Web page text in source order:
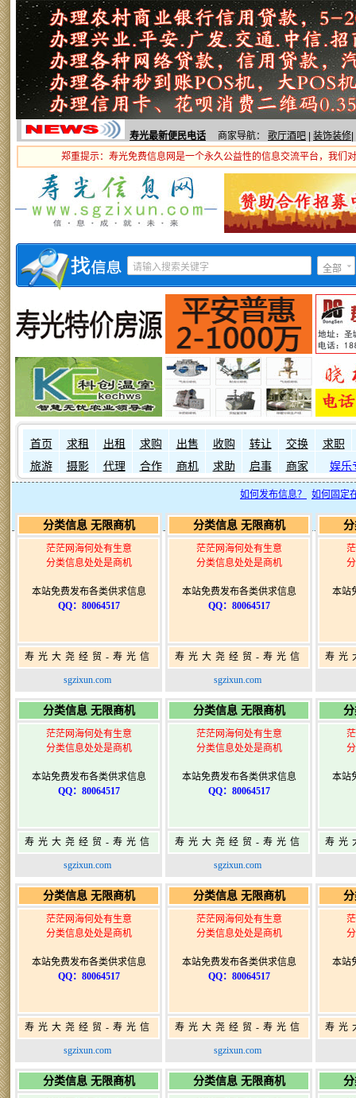
寿光最新便民电话 商家导航： 歌厅酒吧 装饰装修
郑重提示：寿光免费信息网是一个永久公益性的信息交流平台，我们
全部
首页 求租 出租 求购 出售 收购 转让 交换
求职
旅游
摄影 代理 合作 商机 求助 启事 商家 娱乐
如何发布信息？ 如何固定
分类信息 无限商机
茫茫网海何处有生意
分类信息处处是商机
本站免费发布各类供求信息
QQ：80064517
寿光大尧经贸-寿光信
息网-免费信息发布网-
sgzixun.com
分类信息 无限商机
茫茫网海何处有生意
分类信息处处是商机
本站免费发布各类供求信息
QQ：80064517
寿光大尧经贸-寿光信
息网-免费信息发布网-
sgzixun.com
本站
寿光
分类信息 无限商机
茫茫网海何处有生意
分类信息处处是商机
本站免费发布各类供求信息
QQ：80064517
寿光大尧经贸-寿光信
息网-免费信息发布网-
sgzixun.com
分类信息 无限商机
茫茫网海何处有生意
分类信息处处是商机
本站免费发布各类供求信息
QQ：80064517
寿光大尧经贸-寿光信
息网-免费信息发布网-
sgzixun.com
本站
寿光
分类信息 无限商机
茫茫网海何处有生意
分类信息处处是商机
本站免费发布各类供求信息
QQ：80064517
寿光大尧经贸-寿光信
息网-免费信息发布网-
sgzixun.com
分类信息 无限商机
茫茫网海何处有生意
分类信息处处是商机
本站免费发布各类供求信息
QQ：80064517
寿光大尧经贸-寿光信
息网-免费信息发布网-
sgzixun.com
本站
寿光
分类信息 无限商机 分类信息 无限商机